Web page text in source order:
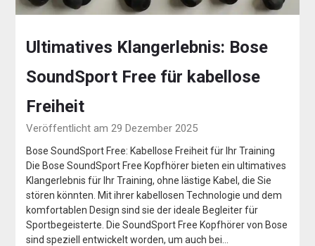
Ultimatives Klangerlebnis: Bose
SoundSport Free für kabellose
Freiheit
Veröffentlicht am 29 Dezember 2025
Bose SoundSport Free: Kabellose Freiheit für Ihr Training
Die Bose SoundSport Free Kopfhörer bieten ein ultimatives
Klangerlebnis für Ihr Training, ohne lästige Kabel, die Sie
stören könnten. Mit ihrer kabellosen Technologie und dem
komfortablen Design sind sie der ideale Begleiter für
Sportbegeisterte. Die SoundSport Free Kopfhörer von Bose
sind speziell entwickelt worden, um auch bei…